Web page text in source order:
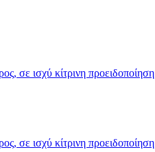
σε ισχύ κίτρινη προειδοποίηση
σε ισχύ κίτρινη προειδοποίηση